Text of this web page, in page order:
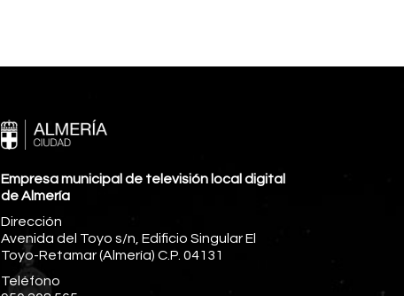
Empresa municipal de televisión local digital
de Almería
Dirección
Avenida del Toyo s/n, Edificio Singular El
Toyo-Retamar (Almería) C.P. 04131
Teléfono